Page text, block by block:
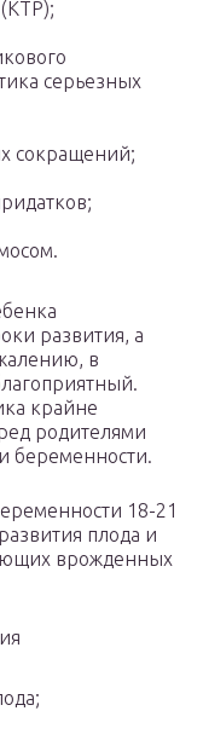
серьезных
сокращений;
развития, а
в
крайне
родителями
беременности.
18-21
плода и
врожденных